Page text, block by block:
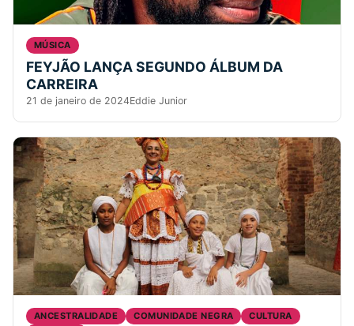
MÚSICA
FEYJÃO LANÇA SEGUNDO ÁLBUM DA
CARREIRA
21 de janeiro de 2024Eddie Junior
ANCESTRALIDADE COMUNIDADE NEGRA
CULTURA